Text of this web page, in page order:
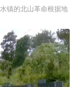
镇的北山革命根据地